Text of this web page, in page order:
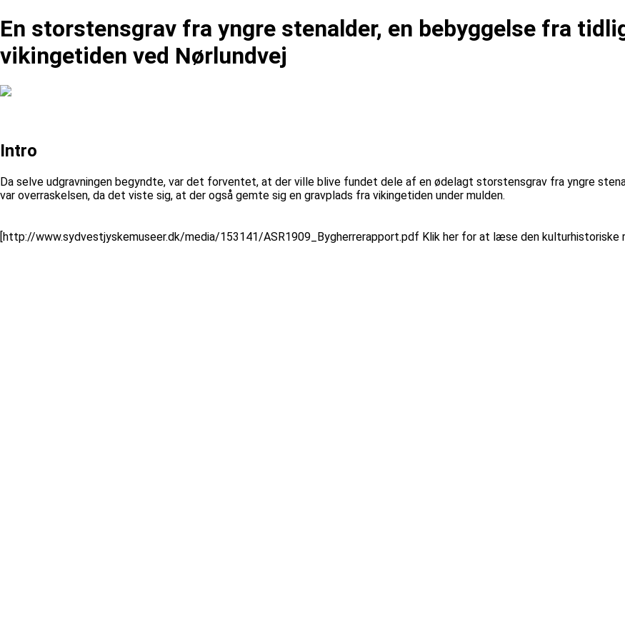
En storstensgrav fra yngre stenalder, en bebyggelse fra
vikingetiden ved Nørlundvej
Intro
Da selve udgravningen begyndte, var det forventet, at der ville blive fundet dele af en ødelagt storstensgrav fra yngre
var overraskelsen, da det viste sig, at der også gemte sig en gravplads fra vikingetiden under mulden.
[http://www.sydvestjyskemuseer.dk/media/153141/ASR1909_Bygherrerapport.pdf Klik her for at læse den kulturhistoriske